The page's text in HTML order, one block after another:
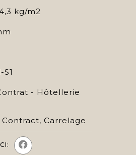
kg/m2
- Hôtellerie
Contract, Carrelage